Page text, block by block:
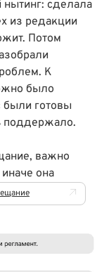
сделала
из редакции
Потом
К
было
были готовы
поддержало.
важно
она